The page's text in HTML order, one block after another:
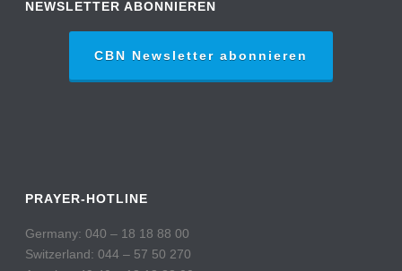
NEWSLETTER ABONNIEREN
CBN Newsletter abonnieren
PRAYER-HOTLINE
Germany: 040 – 18 18 88 00
Switzerland: 044 – 57 50 270